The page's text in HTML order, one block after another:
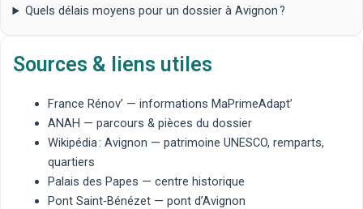
Quels délais moyens pour un dossier à Avignon ?
Sources & liens utiles
France Rénov’ — informations MaPrimeAdapt’
ANAH — parcours & pièces du dossier
Wikipédia : Avignon — patrimoine UNESCO, remparts,
quartiers
Palais des Papes — centre historique
Pont Saint‑Bénézet — pont d’Avignon